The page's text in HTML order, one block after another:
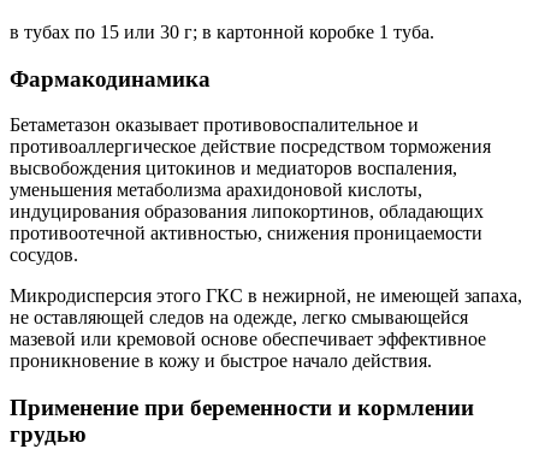
в тубах по 15 или 30 г; в картонной коробке 1 туба.
Фармакодинамика
Бетаметазон оказывает противовоспалительное и
противоаллергическое действие посредством торможения
высвобождения цитокинов и медиаторов воспаления,
уменьшения метаболизма арахидоновой кислоты,
индуцирования образования липокортинов, обладающих
противоотечной активностью, снижения проницаемости
сосудов.
Микродисперсия этого ГКС в нежирной, не имеющей запаха,
не оставляющей следов на одежде, легко смывающейся
мазевой или кремовой основе обеспечивает эффективное
проникновение в кожу и быстрое начало действия.
Применение при беременности и кормлении
грудью